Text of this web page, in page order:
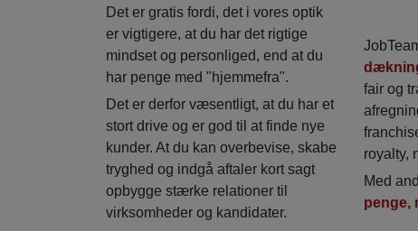
Det er gratis fordi, det i vores optik
er vigtigere, at du har det rigtige
mindset og personliged, end at du
har penge med "hjemmefra".
Det er derfor væsentligt, at du har et
stort drive og er god til at finde nye
kunder. At du kan overbevise, skabe
tryghed og indgå aftaler kort sagt
opbygge stærke relationer til
virksomheder og kandidater.
fair og
royalty,
Med
penge,